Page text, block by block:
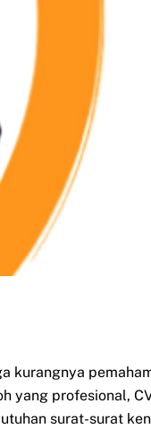
kurangnya
yang profesional,
surat-surat